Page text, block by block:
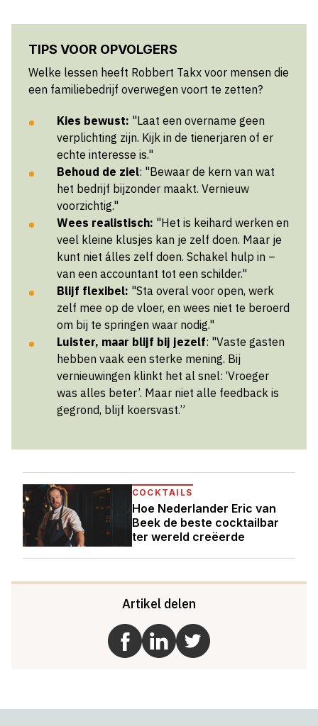
TIPS VOOR OPVOLGERS
Welke lessen heeft Robbert Takx voor mensen die
een familiebedrijf overwegen voort te zetten?
Kies bewust: "Laat een overname geen
verplichting zijn. Kijk in de tienerjaren of er
echte interesse is."
Behoud de ziel: "Bewaar de kern van wat
het bedrijf bijzonder maakt. Vernieuw
voorzichtig."
Wees realistisch: "Het is keihard werken en
veel kleine klusjes kan je zelf doen. Maar je
kunt niet álles zelf doen. Schakel hulp in –
van een accountant tot een schilder."
Blijf flexibel: "Sta overal voor open, werk
zelf mee op de vloer, en wees niet te beroerd
om bij te springen waar nodig."
Luister, maar blijf bij jezelf: "Vaste gasten
hebben vaak een sterke mening. Bij
vernieuwingen klinkt het al snel: ‘Vroeger
was alles beter’. Maar niet alle feedback is
gegrond, blijf koersvast.”
COCKTAILS
Hoe Nederlander Eric van
Beek de beste cocktailbar
ter wereld creëerde
Artikel delen